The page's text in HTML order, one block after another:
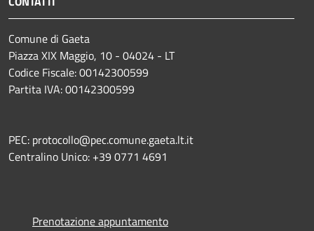
Comune di Gaeta
Piazza XIX Maggio, 10 - 04024 - LT
Codice Fiscale: 00142300599
Partita IVA: 00142300599
PEC: protocollo@pec.comune.gaeta.lt.it
Centralino Unico: +39 0771 4691
Prenotazione appuntamento